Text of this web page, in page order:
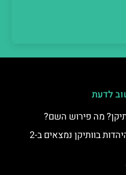
לדעת
מה פירוש השם?
כתב יד ותיקן – אוצרות היהדות בוותיקן נמצאים ב-2